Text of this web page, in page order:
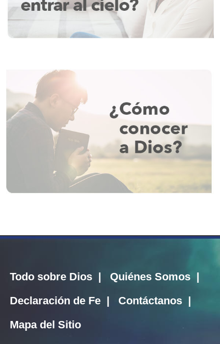
Todo sobre Dios | Quiénes Somos |
Declaración de Fe | Contáctanos |
Mapa del Sitio